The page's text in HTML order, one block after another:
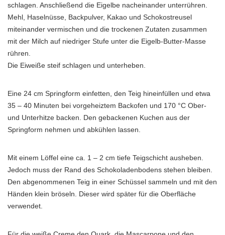
schlagen. Anschließend die Eigelbe nacheinander unterrühren.
Mehl, Haselnüsse, Backpulver, Kakao und Schokostreusel
miteinander vermischen und die trockenen Zutaten zusammen
mit der Milch auf niedriger Stufe unter die Eigelb-Butter-Masse
rühren.
Die Eiweiße steif schlagen und unterheben.
Eine 24 cm Springform einfetten, den Teig hineinfüllen und etwa
35 – 40 Minuten bei vorgeheiztem Backofen und 170 °C Ober-
und Unterhitze backen. Den gebackenen Kuchen aus der
Springform nehmen und abkühlen lassen.
Mit einem Löffel eine ca. 1 – 2 cm tiefe Teigschicht ausheben.
Jedoch muss der Rand des Schokoladenbodens stehen bleiben.
Den abgenommenen Teig in einer Schüssel sammeln und mit den
Händen klein bröseln. Dieser wird später für die Oberfläche
verwendet.